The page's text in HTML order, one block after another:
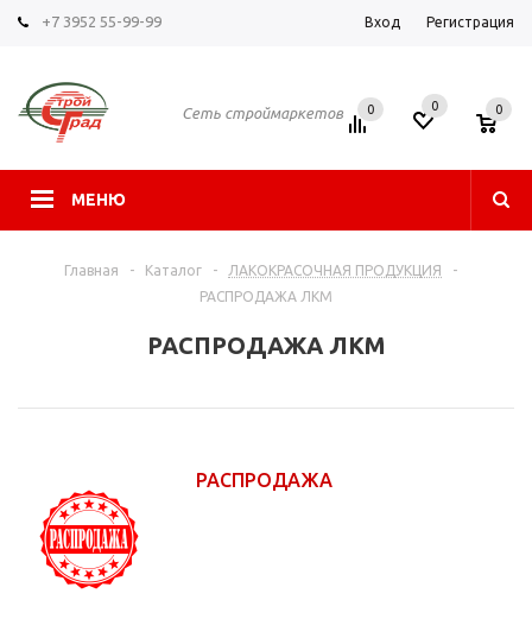
+7 3952 55-99-99 Вход Регистрация
Сеть строймаркетов
МЕНЮ
0 0 0
Главная - Каталог - ЛАКОКРАСОЧНАЯ ПРОДУКЦИЯ
-
РАСПРОДАЖА ЛКМ
РАСПРОДАЖА ЛКМ
РАСПРОДАЖА